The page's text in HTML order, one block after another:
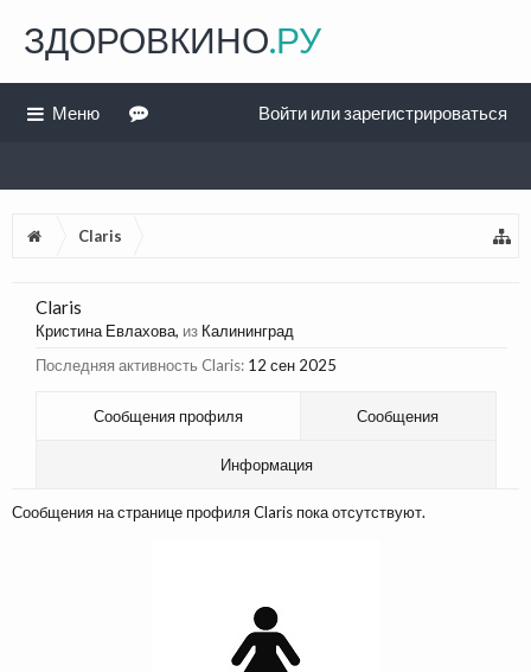
Claris
Claris
Кристина Евлахова, из Калининград
Последняя активность Claris: 12 сен 2025
Сообщения профиля Сообщения
Информация
Сообщения на странице профиля Claris пока отсутствуют.
ЗДОРОВКИНО.РУ
Меню Войти или зарегистрироваться